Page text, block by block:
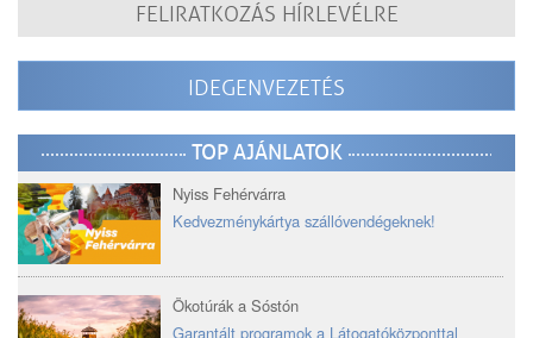
FELIRATKOZÁS HÍRLEVÉLRE
IDEGENVEZETÉS
TOP AJÁNLATOK
Nyiss Fehérvárra
Kedvezménykártya szállóvendégeknek!
Ökotúrák a Sóstón
Garantált programok a Látogatóközponttal